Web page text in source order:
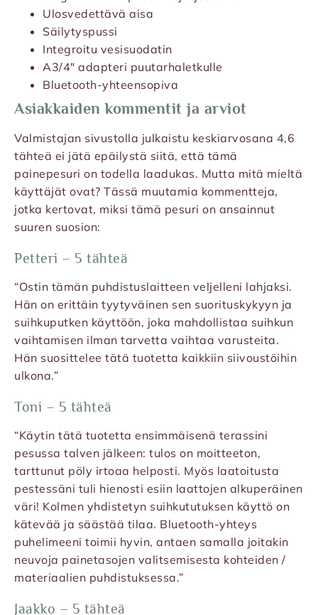
Ulosvedettävä aisa
Säilytyspussi
Integroitu vesisuodatin
A3/4″ adapteri puutarhaletkulle
Bluetooth-yhteensopiva
Asiakkaiden kommentit ja arviot
Valmistajan sivustolla julkaistu keskiarvosana 4,6
tähteä ei jätä epäilystä siitä, että tämä
painepesuri on todella laadukas. Mutta mitä mieltä
käyttäjät ovat? Tässä muutamia kommentteja,
jotka kertovat, miksi tämä pesuri on ansainnut
suuren suosion:
Petteri – 5 tähteä
“Ostin tämän puhdistuslaitteen veljelleni lahjaksi.
Hän on erittäin tyytyväinen sen suorituskykyyn ja
suihkuputken käyttöön, joka mahdollistaa suihkun
vaihtamisen ilman tarvetta vaihtaa varusteita.
Hän suosittelee tätä tuotetta kaikkiin siivoustöihin
ulkona.”
Toni – 5 tähteä
“Käytin tätä tuotetta ensimmäisenä terassini
pesussa talven jälkeen: tulos on moitteeton,
tarttunut pöly irtoaa helposti. Myös laatoitusta
pestessäni tuli hienosti esiin laattojen alkuperäinen
väri! Kolmen yhdistetyn suihkututuksen käyttö on
kätevää ja säästää tilaa. Bluetooth-yhteys
puhelimeeni toimii hyvin, antaen samalla joitakin
neuvoja painetasojen valitsemisesta kohteiden /
materiaalien puhdistuksessa.”
Jaakko – 5 tähteä